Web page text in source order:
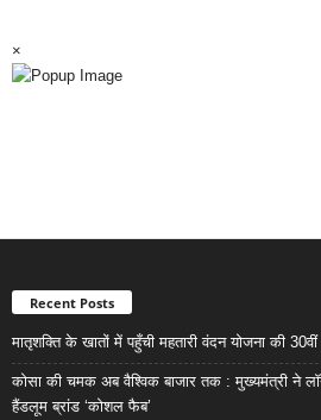
×
Recent Posts
मातृशक्ति के खातों में पहुँची महतारी वंदन योजना की
कोसा की चमक अब वैश्विक बाजार तक : मुख्यमंत्री ने
हैंडलूम ब्रांड ‘कोशल फैब’